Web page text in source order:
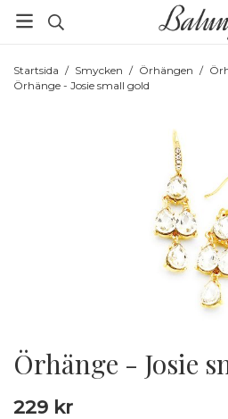
Startsida / Smycken / Örhängen /
Örhänge - Josie small gold
Örhänge - Josie
229 kr